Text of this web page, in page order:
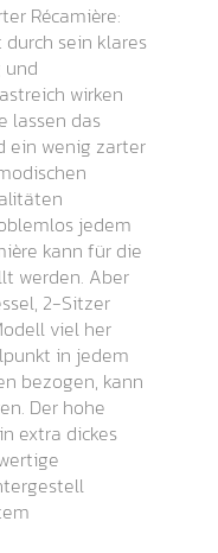
Récamière:
durch sein klares
wirken
lassen das
ein wenig zarter
jedem
kann für die
werden. Aber
2-Sitzer
viel her
in jedem
bezogen, kann
Der hohe
extra dickes